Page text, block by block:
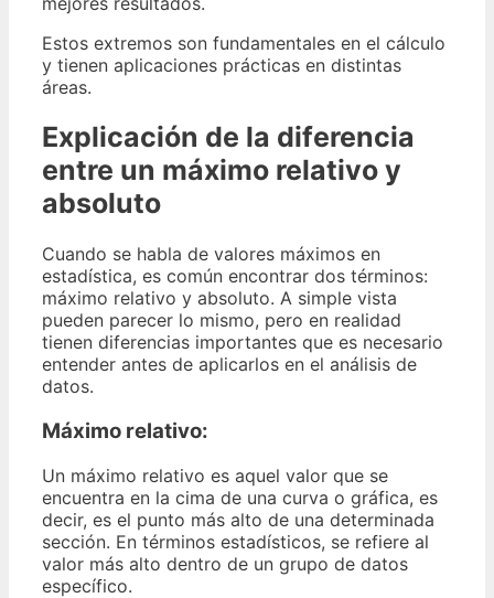
Estos extremos son fundamentales en el cálculo
y tienen aplicaciones prácticas en distintas
áreas.
Explicación de la diferencia
entre un máximo relativo y
absoluto
Cuando se habla de valores máximos en
estadística, es común encontrar dos términos:
máximo relativo y absoluto. A simple vista
pueden parecer lo mismo, pero en realidad
tienen diferencias importantes que es necesario
entender antes de aplicarlos en el análisis de
datos.
Máximo relativo:
Un máximo relativo es aquel valor que se
encuentra en la cima de una curva o gráfica, es
decir, es el punto más alto de una determinada
sección. En términos estadísticos, se refiere al
valor más alto dentro de un grupo de datos
específico.